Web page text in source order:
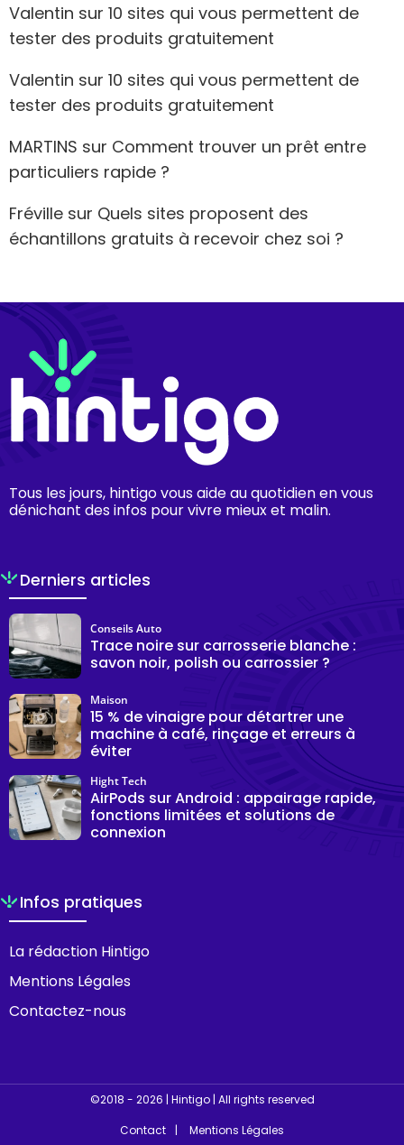
Valentin sur 10 sites qui vous permettent de
tester des produits gratuitement
Valentin sur 10 sites qui vous permettent de
tester des produits gratuitement
MARTINS sur Comment trouver un prêt entre
particuliers rapide ?
Fréville sur Quels sites proposent des
échantillons gratuits à recevoir chez soi ?
Tous les jours, hintigo vous aide au quotidien en vous
dénichant des infos pour vivre mieux et malin.
Derniers articles
Trace noire sur carrosserie blanche :
savon noir, polish ou carrossier ?
Conseils Auto
15 % de vinaigre pour détartrer une
machine à café, rinçage et erreurs à
éviter
Maison
AirPods sur Android : appairage rapide,
fonctions limitées et solutions de
connexion
Hight Tech
Infos pratiques
La rédaction Hintigo
Mentions Légales
Contactez-nous
©2018 - 2026 | Hintigo | All rights reserved
Contact
Mentions Légales